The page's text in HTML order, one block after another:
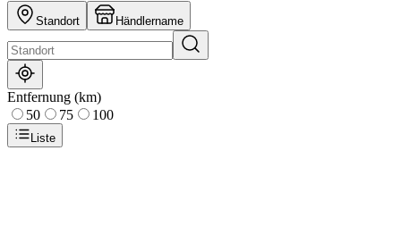
Standort Händlername
Entfernung (km)
50
75 100
Liste